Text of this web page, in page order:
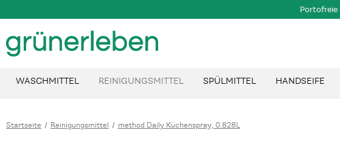
Portofreie
WASCHMITTEL REINIGUNGSMITTEL SPÜLMITTEL HANDSEIFE
Startseite Reinigungsmittel method Daily Küchenspray, 0.828L